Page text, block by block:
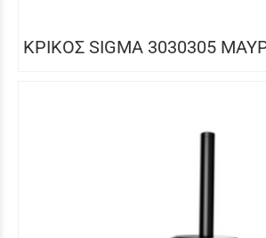
ΚΡΙΚΟΣ SIGMA 3030305